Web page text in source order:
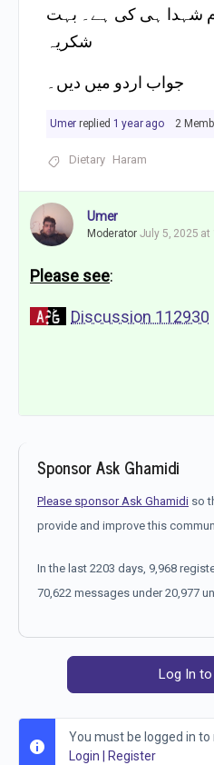
شہدا ہی کی ہے۔ بہت
شکریہ
جواب اردو میں دیں۔
Umer replied 1 year ago 2
Dietary Haram
Umer
Moderator July 5, 2025 at
Please see:
Discussion 112930
Sponsor Ask Ghamidi
Please sponsor Ask Ghamidi so
provide and improve this
In the last 2203 days, 9,968
70,622 messages under 20,977
Log In to
You must be logged in to
Login
Register